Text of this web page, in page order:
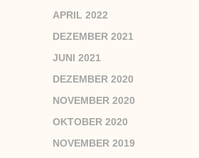
APRIL 2022
DEZEMBER 2021
JUNI 2021
DEZEMBER 2020
NOVEMBER 2020
OKTOBER 2020
NOVEMBER 2019